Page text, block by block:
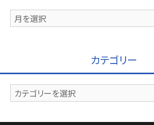
ア
ー
カテゴリー
カ
テ